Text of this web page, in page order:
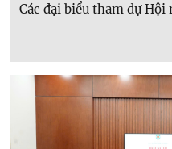
Các đại biểu tham dự Hội